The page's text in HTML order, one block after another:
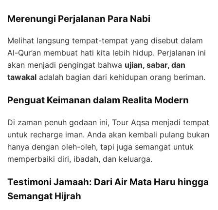
Merenungi Perjalanan Para Nabi
Melihat langsung tempat-tempat yang disebut dalam
Al-Qur’an membuat hati kita lebih hidup. Perjalanan ini
akan menjadi pengingat bahwa ujian, sabar, dan
tawakal adalah bagian dari kehidupan orang beriman.
Penguat Keimanan dalam Realita Modern
Di zaman penuh godaan ini, Tour Aqsa menjadi tempat
untuk recharge iman. Anda akan kembali pulang bukan
hanya dengan oleh-oleh, tapi juga semangat untuk
memperbaiki diri, ibadah, dan keluarga.
Testimoni Jamaah: Dari Air Mata Haru hingga
Semangat Hijrah